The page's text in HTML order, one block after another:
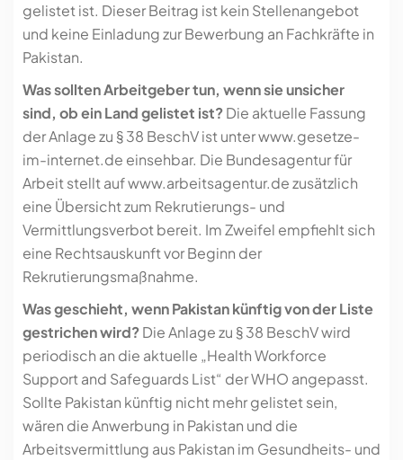
gelistet ist. Dieser Beitrag ist kein Stellenangebot
und keine Einladung zur Bewerbung an Fachkräfte in
Pakistan.
Was sollten Arbeitgeber tun, wenn sie unsicher
sind, ob ein Land gelistet ist?Die aktuelle Fassung
der Anlage zu § 38 BeschV ist unter www.gesetze-
im-internet.de einsehbar. Die Bundesagentur für
Arbeit stellt auf www.arbeitsagentur.de zusätzlich
eine Übersicht zum Rekrutierungs- und
Vermittlungsverbot bereit. Im Zweifel empfiehlt sich
eine Rechtsauskunft vor Beginn der
Rekrutierungsmaßnahme.
Was geschieht, wenn Pakistan künftig von der Liste
gestrichen wird?Die Anlage zu § 38 BeschV wird
periodisch an die aktuelle „Health Workforce
Support and Safeguards List“ der WHO angepasst.
Sollte Pakistan künftig nicht mehr gelistet sein,
wären die Anwerbung in Pakistan und die
Arbeitsvermittlung aus Pakistan im Gesundheits- und